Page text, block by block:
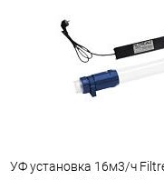
УФ установка 16м3/ч